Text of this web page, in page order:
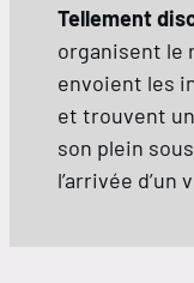
Tellement
organisent le
envoient les
et trouvent
son plein
l’arrivée